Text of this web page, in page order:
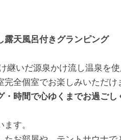
露天風呂付きグランピング
いだ源泉かけ流し温泉を使
全個室でお楽しみいただけ
時間で心ゆくまでお過ごし
す。